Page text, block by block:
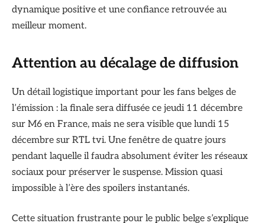
dynamique positive et une confiance retrouvée au
meilleur moment.
Attention au décalage de diffusion
Un détail logistique important pour les fans belges de
l’émission : la finale sera diffusée ce jeudi 11 décembre
sur M6 en France, mais ne sera visible que lundi 15
décembre sur RTL tvi. Une fenêtre de quatre jours
pendant laquelle il faudra absolument éviter les réseaux
sociaux pour préserver le suspense. Mission quasi
impossible à l’ère des spoilers instantanés.
Cette situation frustrante pour le public belge s’explique